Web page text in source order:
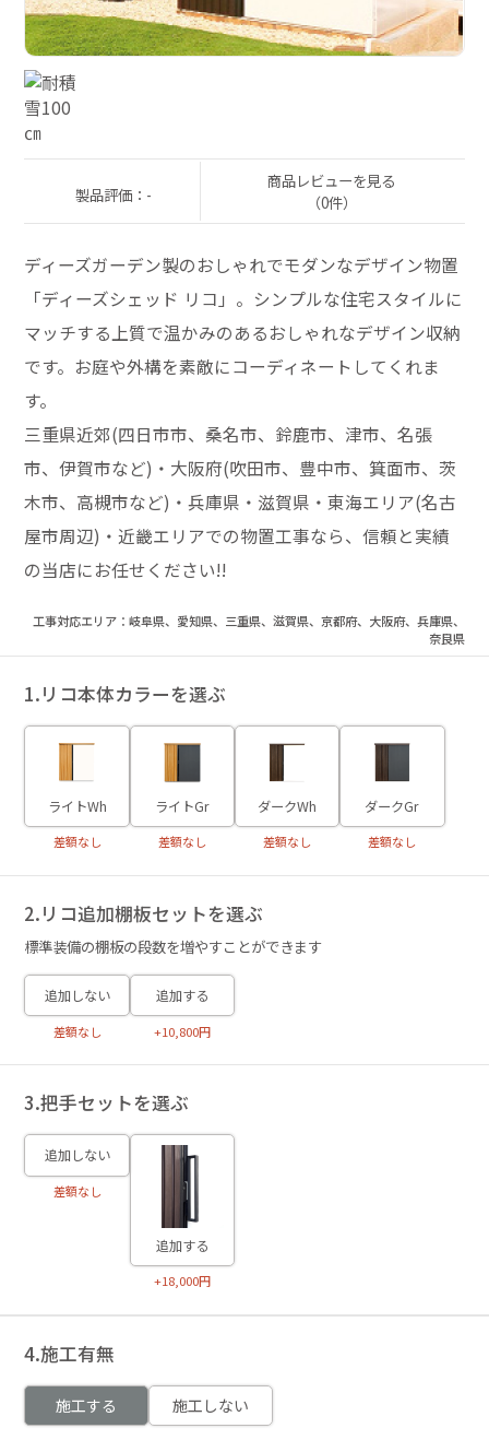
製品評価：-
商品レビューを見る
（0件）
ディーズガーデン製のおしゃれでモダンなデザイン物置
「ディーズシェッド リコ」。シンプルな住宅スタイルに
マッチする上質で温かみのあるおしゃれなデザイン収納
です。お庭や外構を素敵にコーディネートしてくれま
す。
三重県近郊(四日市市、桑名市、鈴鹿市、津市、名張
市、伊賀市など)・大阪府(吹田市、豊中市、箕面市、茨
木市、高槻市など)・兵庫県・滋賀県・東海エリア(名古
屋市周辺)・近畿エリアでの物置工事なら、信頼と実績
の当店にお任せください!!
工事対応エリア：岐阜県、愛知県、三重県、滋賀県、京都府、大阪府、兵庫県、
奈良県
1.リコ本体カラーを選ぶ
ライトWh
差額なし
ライトGr
差額なし
ダークWh
差額なし
ダークGr
差額なし
2.リコ追加棚板セットを選ぶ
標準装備の棚板の段数を増やすことができます
追加しない
差額なし
追加する
+10,800円
3.把手セットを選ぶ
追加しない
差額なし
追加する
+18,000円
4.施工有無
施工する 施工しない